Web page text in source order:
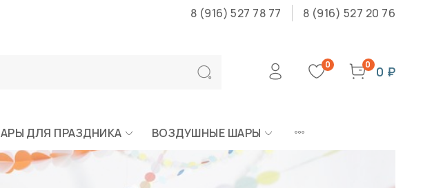
8 (916) 527 78 77 8 (916) 527 20 76
0 0 0 ₽
ДЛЯ ПРАЗДНИКА ВОЗДУШНЫЕ ШАРЫ